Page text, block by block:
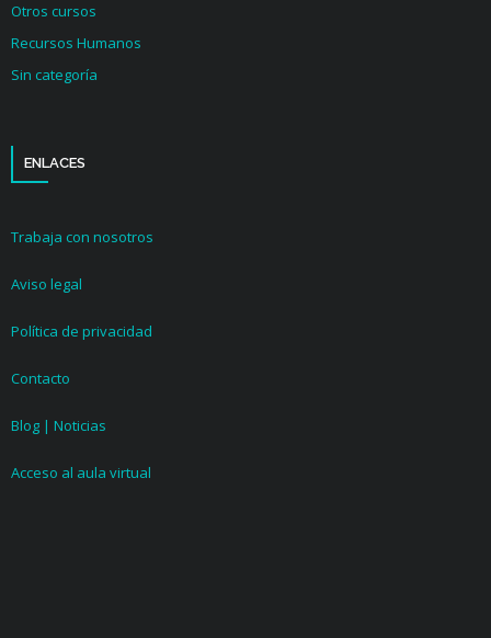
Otros cursos
Recursos Humanos
Sin categoría
ENLACES
Trabaja con nosotros
Aviso legal
Política de privacidad
Contacto
Blog | Noticias
Acceso al aula virtual